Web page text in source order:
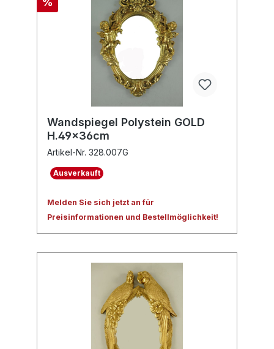
Wandspiegel Polystein GOLD
H.49x36cm
Artikel-Nr. 328.007G
Ausverkauft
Melden Sie sich jetzt an für
Preisinformationen und Bestellmöglichkeit!